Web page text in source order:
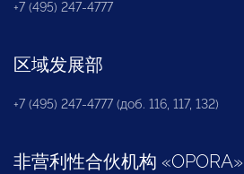
+7 (495) 247-4777
区域发展部
+7 (495) 247-4777 (доб. 116, 117, 132)
非营利性合伙机构 «OPORA»